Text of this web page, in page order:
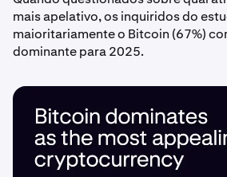
mais apelativo, os inquiridos do
maioritariamente o Bitcoin (67%)
dominante para 2025.